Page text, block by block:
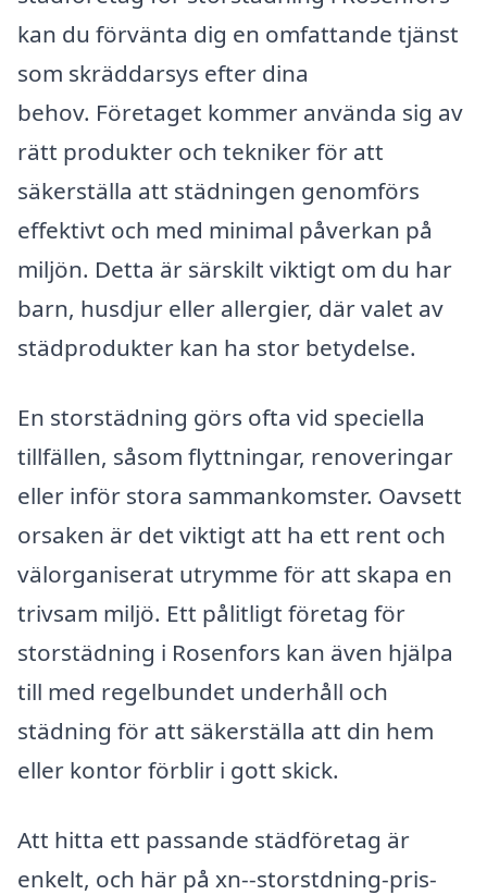
kan du förvänta dig en omfattande tjänst
som skräddarsys efter dina
behov. Företaget kommer använda sig av
rätt produkter och tekniker för att
säkerställa att städningen genomförs
effektivt och med minimal påverkan på
miljön. Detta är särskilt viktigt om du har
barn, husdjur eller allergier, där valet av
städprodukter kan ha stor betydelse.
En storstädning görs ofta vid speciella
tillfällen, såsom flyttningar, renoveringar
eller inför stora sammankomster. Oavsett
orsaken är det viktigt att ha ett rent och
välorganiserat utrymme för att skapa en
trivsam miljö. Ett pålitligt företag för
storstädning i Rosenfors kan även hjälpa
till med regelbundet underhåll och
städning för att säkerställa att din hem
eller kontor förblir i gott skick.
Att hitta ett passande städföretag är
enkelt, och här på xn--storstdning-pris-